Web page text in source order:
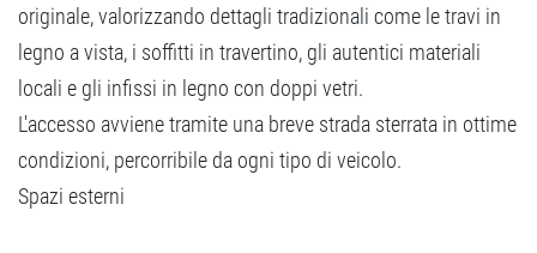
originale, valorizzando dettagli tradizionali come le travi in
legno a vista, i soffitti in travertino, gli autentici materiali
locali e gli infissi in legno con doppi vetri.
L'accesso avviene tramite una breve strada sterrata in ottime
condizioni, percorribile da ogni tipo di veicolo.
Spazi esterni